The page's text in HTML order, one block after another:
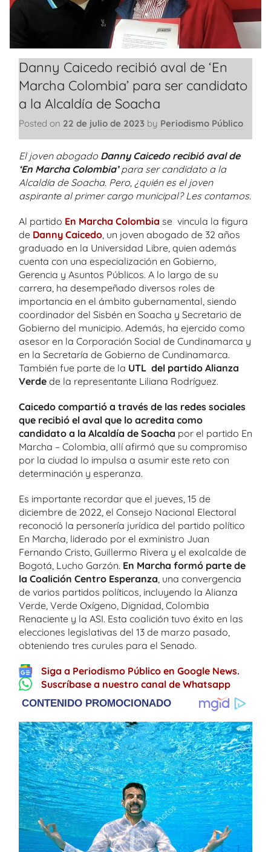
Danny Caicedo recibió aval de ‘En
Marcha Colombia’ para ser candidato
a la Alcaldía de Soacha
Posted on 22 de julio de 2023 by Periodismo Público
El joven abogado Danny Caicedo recibió aval de
‘En Marcha Colombia’para ser candidato a la
Alcaldía de Soacha. Pero, ¿quién es el joven
aspirante al primer cargo municipal? Les contamos.
Al partido En Marcha Colombia se vincula la figura
de Danny Caicedo , un joven abogado de 32 años
graduado en la Universidad Libre, quien además
cuenta con una especialización en Gobierno,
Gerencia y Asuntos Públicos. A lo largo de su
carrera, ha desempeñado diversos roles de
importancia en el ámbito gubernamental, siendo
coordinador del Sisbén en Soacha y Secretario de
Gobierno del municipio. Además, ha ejercido como
asesor en la Corporación Social de Cundinamarca y
en la Secretaría de Gobierno de Cundinamarca.
También fue parte de la UTL del partido Alianza
Verde de la representante Liliana Rodríguez.
Caicedo compartió a través de las redes sociales
que recibió el aval que lo acredita como
candidato a la Alcaldía de Soacha por el partido En
Marcha – Colombia, allí afirmó que su compromiso
por la ciudad lo impulsa a asumir este reto con
determinación y esperanza.
Es importante recordar que el jueves, 15 de
diciembre de 2022, el Consejo Nacional Electoral
reconoció la personería jurídica del partido político
En Marcha, liderado por el exministro Juan
Fernando Cristo, Guillermo Rivera y el exalcalde de
Bogotá, Lucho Garzón. En Marcha formó parte de
la Coalición Centro Esperanza , una convergencia
de varios partidos políticos, incluyendo la Alianza
Verde, Verde Oxígeno, Dignidad, Colombia
Renaciente y la ASI. Esta coalición tuvo éxito en las
elecciones legislativas del 13 de marzo pasado,
obteniendo tres curules para el Senado.
Siga a Periodismo Público en Google News.
Suscríbase a nuestro canal de Whatsapp